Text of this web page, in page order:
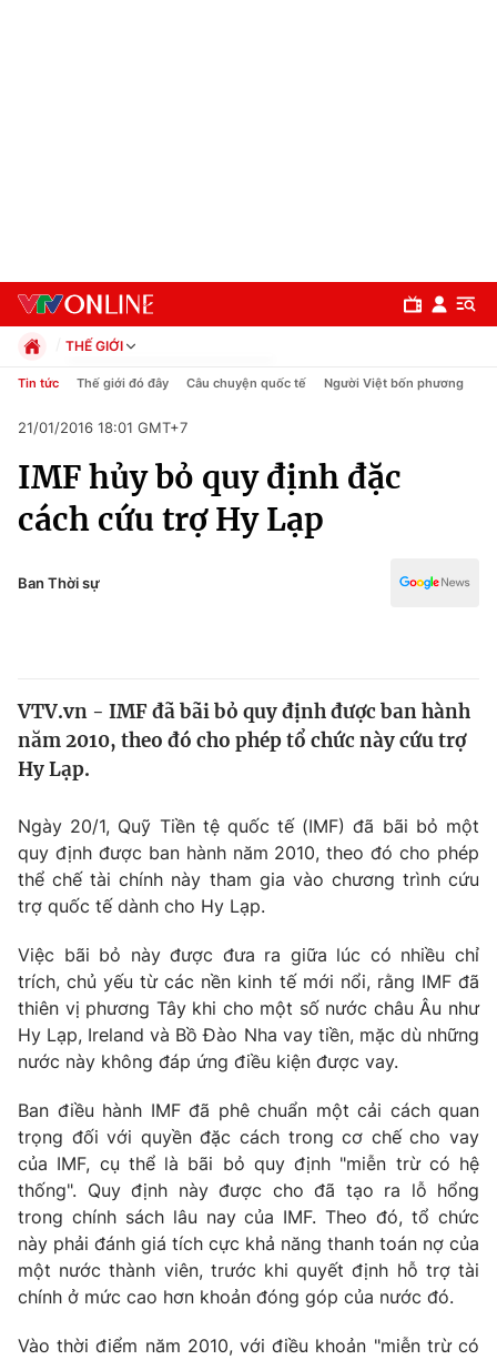
Chuyên mục
Chính trị
Thế giới
Thế giới đó đây
Câu chuyện quốc tế
Kinh tế
Tài chính
Thị trường
Góc doanh nghiệp
Dữ liệu và đời sống
Truyền hình
Phim VTV
Hậu trường
Khán giả
Giải sao mai
Giải trí
Điện ảnh
Âm nhạc
Sao
Du lịch
Làm đẹp
Chất lượng cuộc sống
Giáo dục
Tuyển sinh
Học trực tuyến
Công nghệ
Hitech Công nghệ tương lai
Sản phẩm
Thị trường
Giao lưu trực tuyến
Lịch phát sóng
THẾ GIỚI
Chính trị
Pháp luật
Kinh tế
Thể thao
Truyền hình
Y tế
Tin tức Thế giới đó đây Câu chuyện quốc tế Người Việt bốn phương
21/01/2016 18:01 GMT+7
IMF hủy bỏ quy định đặc
cách cứu trợ Hy Lạp
Ban Thời sự
VTV.vn - IMF đã bãi bỏ quy định được ban hành
năm 2010, theo đó cho phép tổ chức này cứu trợ
Hy Lạp.
Ngày 20/1, Quỹ Tiền tệ quốc tế (IMF) đã bãi bỏ một
quy định được ban hành năm 2010, theo đó cho phép
thể chế tài chính này tham gia vào chương trình cứu
trợ quốc tế dành cho Hy Lạp.
Việc bãi bỏ này được đưa ra giữa lúc có nhiều chỉ
trích, chủ yếu từ các nền kinh tế mới nổi, rằng IMF đã
thiên vị phương Tây khi cho một số nước châu Âu như
Hy Lạp, Ireland và Bồ Đào Nha vay tiền, mặc dù những
nước này không đáp ứng điều kiện được vay.
Ban điều hành IMF đã phê chuẩn một cải cách quan
trọng đối với quyền đặc cách trong cơ chế cho vay
của IMF, cụ thể là bãi bỏ quy định "miễn trừ có hệ
thống". Quy định này được cho đã tạo ra lỗ hổng
trong chính sách lâu nay của IMF. Theo đó, tổ chức
này phải đánh giá tích cực khả năng thanh toán nợ của
một nước thành viên, trước khi quyết định hỗ trợ tài
chính ở mức cao hơn khoản đóng góp của nước đó.
Vào thời điểm năm 2010, với điều khoản "miễn trừ có